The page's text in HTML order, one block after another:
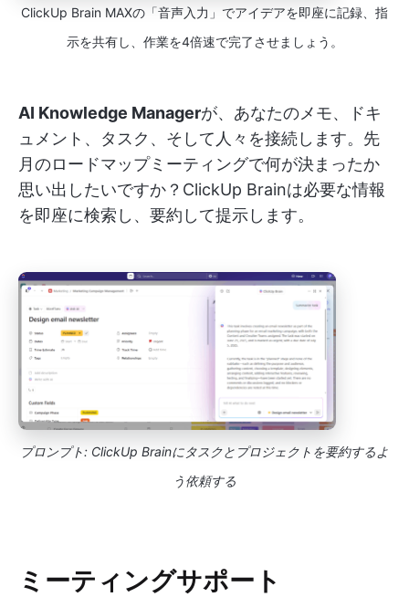
ClickUp Brain MAXの「音声入力」でアイデアを即座に記録、指
示を共有し、作業を4倍速で完了させましょう。
AI Knowledge Managerが、あなたのメモ、ドキ
ュメント、タスク、そして人々を接続します。先
月のロードマップミーティングで何が決まったか
思い出したいですか？ClickUp Brainは必要な情報
を即座に検索し、要約して提示します。
プロンプト: ClickUp Brainにタスクとプロジェクトを要約するよ
う依頼する
ミーティングサポート